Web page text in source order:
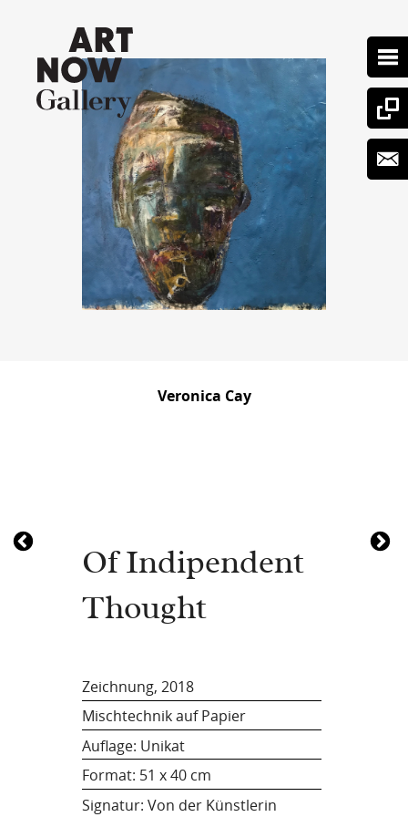
Veronica Cay
Of Indipendent
Thought
Zeichnung, 2018
Mischtechnik auf Papier
Auflage: Unikat
Format: 51 x 40 cm
Signatur: Von der Künstlerin